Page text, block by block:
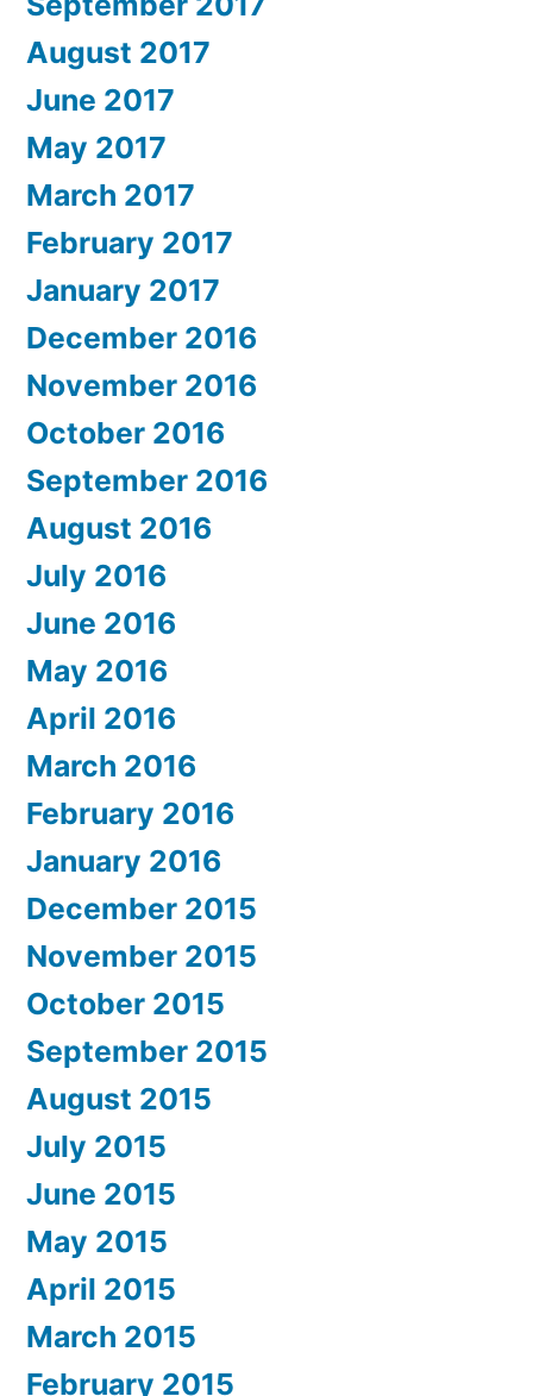
August 2017
June 2017
May 2017
March 2017
February 2017
January 2017
December 2016
November 2016
October 2016
September 2016
August 2016
July 2016
June 2016
May 2016
April 2016
March 2016
February 2016
January 2016
December 2015
November 2015
October 2015
September 2015
August 2015
July 2015
June 2015
May 2015
April 2015
March 2015
February 2015